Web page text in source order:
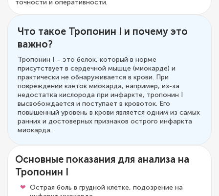
точности и оперативности.
Что такое Тропонин I и почему это
важно?
Тропонин I – это белок, который в норме
присутствует в сердечной мышце (миокарде) и
практически не обнаруживается в крови. При
повреждении клеток миокарда, например, из-за
недостатка кислорода при инфаркте, тропонин I
высвобождается и поступает в кровоток. Его
повышенный уровень в крови является одним из самых
ранних и достоверных признаков острого инфаркта
миокарда.
Основные показания для анализа на
Тропонин I
Острая боль в грудной клетке, подозрение на